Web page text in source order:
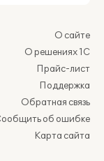
О сайте
О решениях 1С
Прайс-лист
Поддержка
Обратная связь
об ошибке
Карта сайта